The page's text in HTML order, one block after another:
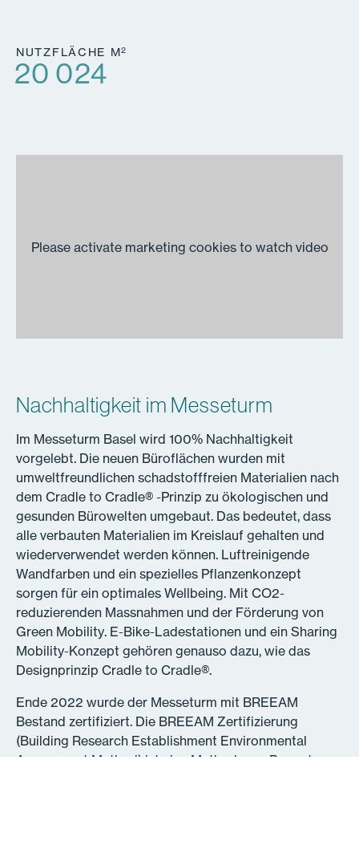
NUTZFLÄCHE M2
20 024
Nachhaltigkeit im Messeturm
Im Messeturm Basel wird 100% Nachhaltigkeit
vorgelebt. Die neuen Büroflächen wurden mit
umweltfreundlichen schadstofffreien Materialien nach
dem Cradle to Cradle® -Prinzip zu ökologischen und
gesunden Bürowelten umgebaut. Das bedeutet, dass
alle verbauten Materialien im Kreislauf gehalten und
wiederverwendet werden können. Luftreinigende
Wandfarben und ein spezielles Pflanzenkonzept
sorgen für ein optimales Wellbeing. Mit CO2-
reduzierenden Massnahmen und der Förderung von
Green Mobility. E-Bike-Ladestationen und ein Sharing
Mobility-Konzept gehören genauso dazu, wie das
Designprinzip Cradle to Cradle®.
Ende 2022 wurde der Messeturm mit BREEAM
Bestand zertifiziert. Die BREEAM Zertifizierung
(Building Research Establishment Environmental
Assessment Method) ist eine Methode zur Bewertung